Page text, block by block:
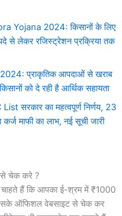
Yojana 2024: किसानों के लिए
से लेकर रजिस्ट्रेशन प्रक्रिया तक
प्राकृतिक आपदाओं से खराब
को दे रही है आर्थिक सहायता
सरकार का महत्वपूर्ण निर्णय, 23
कर्ज माफी का लाभ, नई सूची जारी
चेक करे ?
हैं कि आपका ई-श्रम में ₹1000
ऑफिशल वेबसाइट से चेक कर